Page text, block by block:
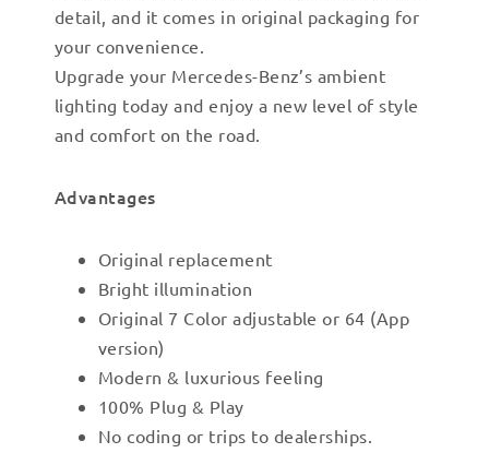
detail, and it comes in original packaging for
your convenience.
Upgrade your Mercedes-Benz’s ambient
lighting today and enjoy a new level of style
and comfort on the road.
Advantages
Original replacement
Bright illumination
Original 7 Color adjustable or 64 (App
version)
Modern & luxurious feeling
100% Plug & Play
No coding or trips to dealerships.